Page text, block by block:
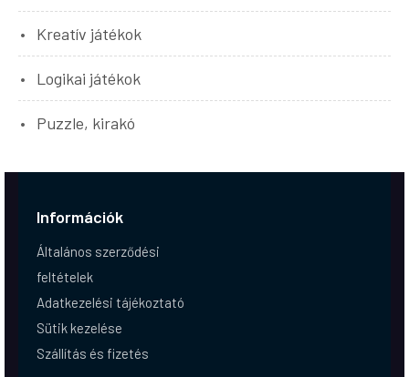
Kreatív játékok
Logikai játékok
Puzzle, kirakó
Információk
Általános szerződési
feltételek
Adatkezelési tájékoztató
Sütik kezelése
Szállítás és fizetés